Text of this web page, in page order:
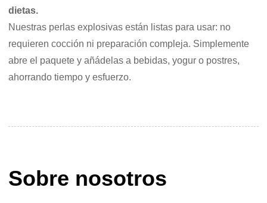
dietas.
Nuestras perlas explosivas están listas para usar: no
requieren cocción ni preparación compleja. Simplemente
abre el paquete y añádelas a bebidas, yogur o postres,
ahorrando tiempo y esfuerzo.
Sobre nosotros